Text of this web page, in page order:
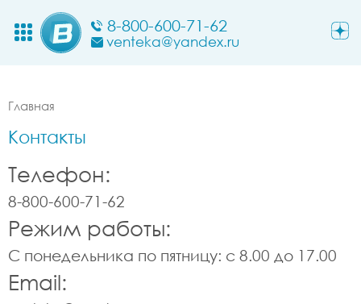
8-800-600-71-62
venteka@yandex.ru
Главная
Контакты
Телефон:
8-800-600-71-62
Режим работы:
С понедельника по пятницу: с 8.00 до 17.00
Email: